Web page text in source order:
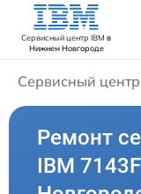
Сервисный центр IBM в
Нижнем Новгороде
Сервисный
Ремонт
IBM